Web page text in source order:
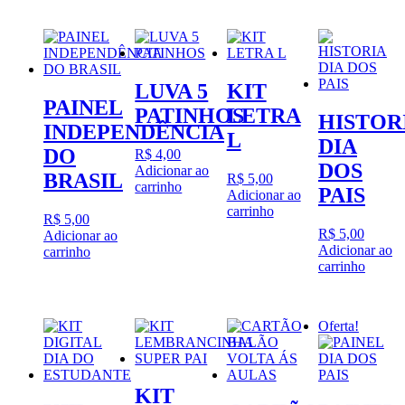
PAINEL
INDEPENDÊNCIA
DO
BRASIL
R$ 5,00
Adicionar ao
carrinho
LUVA 5
PATINHOS
R$ 4,00
Adicionar ao
carrinho
KIT
LETRA
L
R$5,00
Adicionar ao
carrinho
DIA
DOS
PAIS
R$5,00
Adicionar ao
carrinho
KIT
Oferta!